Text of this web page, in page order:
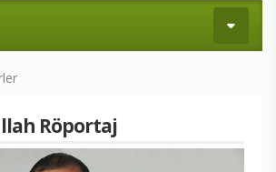
Röportaj